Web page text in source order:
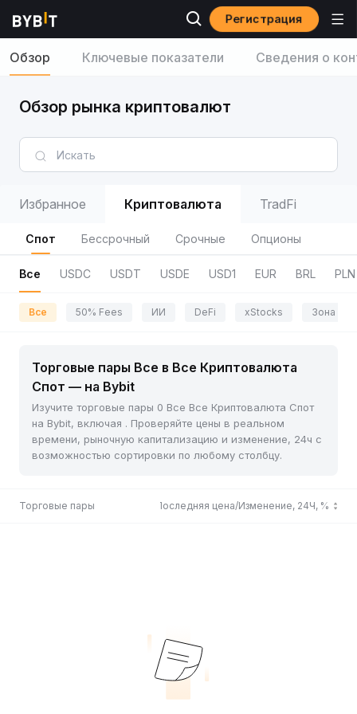
Регистрация
Обзор Ключевые показатели Сведения о
Обзор рынка криптовалют
Избранное Криптовалюта TradFi
Спот Бессрочный Срочные Опционы
Все USDC USDT USDE USD1 EUR BRL PLN
Все 50% Fees ИИ DeFi xStocks Зона
Торговые пары Все в Все Криптовалюта
Спот — на Bybit
Изучите торговые пары 0 Все Все Криптовалюта Спот
на Bybit, включая . Проверяйте цены в реальном
времени, рыночную капитализацию и изменение, 24ч с
возможностью сортировки по любому столбцу.
Торговые пары Последняя цена/Изменение, 24Ч, %